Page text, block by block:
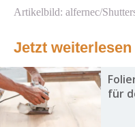
Artikelbild: alfernec/
Jetzt weiterlesen
für